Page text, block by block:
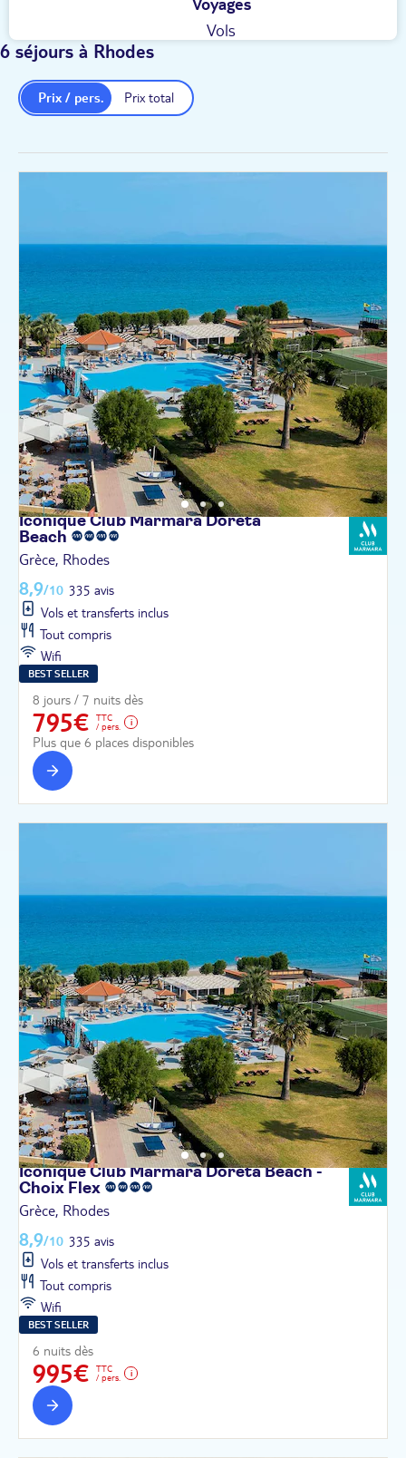
Vols
6 séjours à Rhodes
Prix total
Prix / pers.
Iconique Club Marmara Doreta
Beach
Grèce, Rhodes
8,9/10 335 avis
Vols et transferts inclus
Tout compris
Wifi
BEST SELLER
8 jours / 7 nuits dès
795€
TTC
/ pers.
Plus que 6 places disponibles
Iconique Club Marmara Doreta Beach -
Choix Flex
Grèce, Rhodes
8,9/10 335 avis
Vols et transferts inclus
Tout compris
Wifi
BEST SELLER
6 nuits dès
995€
TTC
/ pers.